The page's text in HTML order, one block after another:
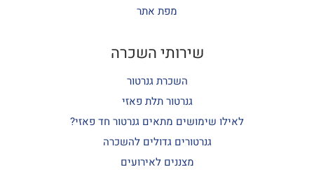
מפת אתר
שירותי השכרה
השכרת גנרטור
גנרטור תלת פאזי
לאילו שימושים מתאים גנרטור חד פאזי?
גנרטורים גדולים להשכרה
מצננים לאירועים